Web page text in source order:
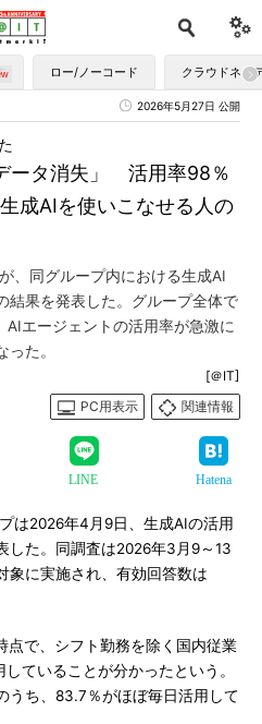
ロー/ノーコード クラウドネイ
2026年5月27日 公開
ータ消失」 活用率98％
成AIを使いこなせる人の
、同グループ内における生成AI
結果を発表した。グループ全体で
エージェントの活用率が急激に
た。
[＠IT]
PC用表示
関連情報
LINE Hatena
は2026年4月9日、生成AIの活用
した。同調査は2026年3月9～13
象に実施され、有効回答数は
で、シフト勤務を除く国内従業
ていることが分かったという。
うち、83.7％がほぼ毎日活用して